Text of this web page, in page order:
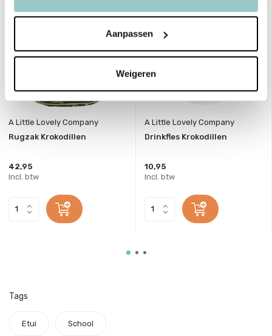
Aanpassen
Weigeren
A Little Lovely Company
Rugzak Krokodillen
42,95
Incl. btw
A Little Lovely Company
Drinkfles Krokodillen
10,95
Incl. btw
Tags
Etui School